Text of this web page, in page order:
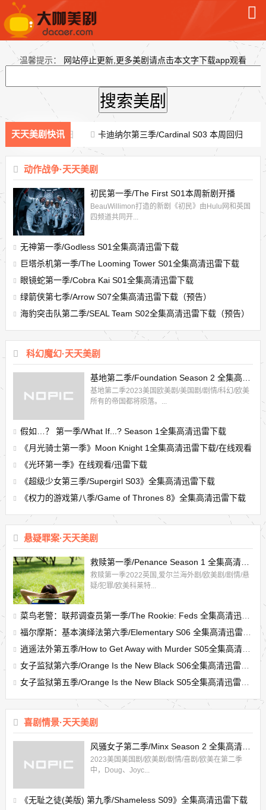
温馨提示： 网站停止更新,更多美剧请点击本文字下载app观看
天天美剧快讯
S02 本周回归 卡迪纳尔第三季/Cardinal S03 本周回归
动作战争·天天美剧
初民第一季/The First S01本周新剧开播
BeauWillimon打造的新剧《初民》由Hulu网和英国
四频道共同开...
无神第一季/Godless S01全集高清迅雷下载
巨塔杀机第一季/The Looming Tower S01全集高清迅雷下载
眼镜蛇第一季/Cobra Kai S01全集高清迅雷下载
绿箭侠第七季/Arrow S07全集高清迅雷下载（预告）
海豹突击队第二季/SEAL Team S02全集高清迅雷下载（预告）
科幻魔幻·天天美剧
基地第二季/Foundation Season 2 全集高清迅雷下载
基地第二季2023美国欧美剧/美国剧/剧情/科幻/欧美
所有的帝国都将陨落。...
假如…？ 第一季/What If...? Season 1全集高清迅雷下载
《月光骑士第一季》Moon Knight 1全集高清迅雷下载/在线观看
《光环第一季》在线观看/迅雷下载
《超级少女第三季/Supergirl S03》全集高清迅雷下载
《权力的游戏第八季/Game of Thrones 8》全集高清迅雷下载
悬疑罪案·天天美剧
救赎第一季/Penance Season 1 全集高清迅雷下载
救赎第一季2022英国,爱尔兰海外剧/欧美剧/剧情/悬
疑/犯罪/欧美科莱特...
菜鸟老警：联邦调查员第一季/The Rookie: Feds 全集高清迅雷下载
福尔摩斯：基本演绎法第六季/Elementary S06 全集高清迅雷下载
逍遥法外第五季/How to Get Away with Murder S05全集高清迅雷下载（预告）
女子监狱第六季/Orange Is the New Black S06全集高清迅雷下载（预告）
女子监狱第五季/Orange Is the New Black S05全集高清迅雷下载
喜剧情景·天天美剧
风骚女子第二季/Minx Season 2 全集高清迅雷下载
2023美国美国剧/欧美剧/剧情/喜剧/欧美在第二季
中，Doug、Joyc...
《无耻之徒(美版) 第九季/Shameless S09》全集高清迅雷下载